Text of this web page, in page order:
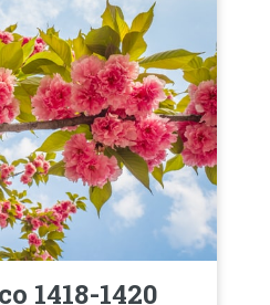
1418-1420